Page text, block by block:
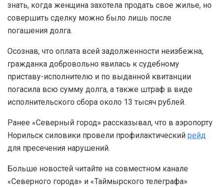
знать, когда женщина захотела продать свое жилье, но
совершить сделку можно было лишь после
погашения долга.
Осознав, что оплата всей задолженности неизбежна,
гражданка добровольно явилась к судебному
приставу-исполнителю и по выданной квитанции
погасила всю сумму долга, а также штраф в виде
исполнительского сбора около 13 тысяч рублей.
Ранее «Северный город» рассказывал, что в аэропорту
Норильск силовики провели профилактический рейд
для пресечения нарушений.
Больше новостей читайте на совместном канале
«Северного города» и «Таймырского телеграфа»